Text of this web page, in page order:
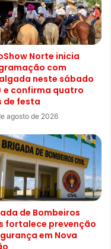
Norte inicia
com
neste sábado
e confirma quatro
de festa
agosto de 2026
de Bombeiros
fortalece prevenção
em Nova